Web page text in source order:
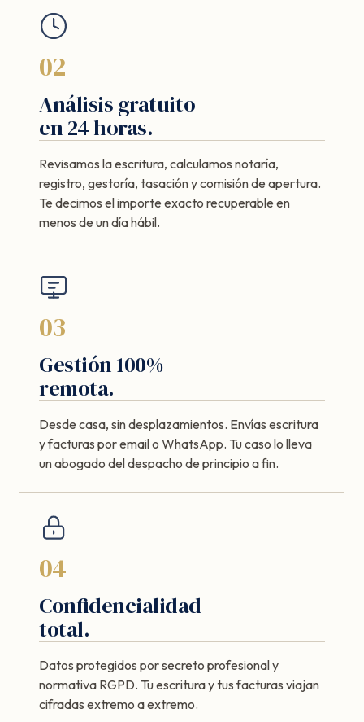
02
Análisis gratuito
en 24 horas.
Revisamos la escritura, calculamos notaría,
registro, gestoría, tasación y comisión de apertura.
Te decimos el importe exacto recuperable en
menos de un día hábil.
03
Gestión 100%
remota.
Desde casa, sin desplazamientos. Envías escritura
y facturas por email o WhatsApp. Tu caso lo lleva
un abogado del despacho de principio a fin.
04
Confidencialidad
total.
Datos protegidos por secreto profesional y
normativa RGPD. Tu escritura y tus facturas viajan
cifradas extremo a extremo.